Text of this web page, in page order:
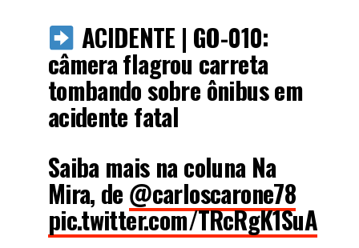
ACIDENTE | GO-010:
câmera flagrou carreta
tombando sobre ônibus em
acidente fatal
Saiba mais na coluna Na
Mira, de @carloscarone78
pic.twitter.com/TRcRgK1SuA